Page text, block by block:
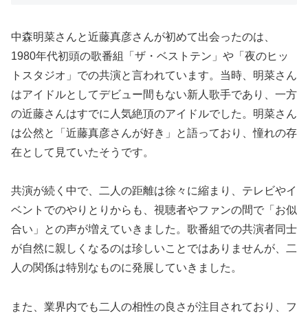
中森明菜さんと近藤真彦さんが初めて出会ったのは、
1980年代初頭の歌番組「ザ・ベストテン」や「夜のヒッ
トスタジオ」での共演と言われています。当時、明菜さん
はアイドルとしてデビュー間もない新人歌手であり、一方
の近藤さんはすでに人気絶頂のアイドルでした。明菜さん
は公然と「近藤真彦さんが好き」と語っており、憧れの存
在として見ていたそうです。
共演が続く中で、二人の距離は徐々に縮まり、テレビやイ
ベントでのやりとりからも、視聴者やファンの間で「お似
合い」との声が増えていきました。歌番組での共演者同士
が自然に親しくなるのは珍しいことではありませんが、二
人の関係は特別なものに発展していきました。
また、業界内でも二人の相性の良さが注目されており、フ